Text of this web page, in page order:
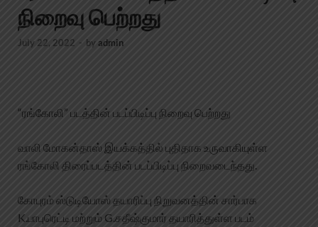
நிறைவு பெற்றது
July 22, 2022 - byadmin
“ரங்கோலி” படத்தின் படப்பிடிப்பு நிறைவு பெற்றது
வாலி மோகன்தாஸ் இயக்கத்தில் புதிதாக உருவாகியுள்ள
ரங்கோலி திரைப்படத்தின் படப்பிடிப்பு நிறைவடைந்தது.
கோபுரம் ஸ்டுடியோஸ் தயாரிப்பு நிறுவனத்தின் சார்பாக
K.பாபுரெட்டி மற்றும் G.சதீஷ்குமார் தயாரித்துள்ள படம்